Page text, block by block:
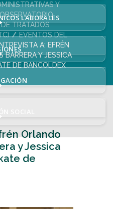
LABORALES
Y
TRATADOS
EVENTOS DEL
A: EFRÉN
BARRERA Y JESSICA
DE BANCOLDEX
Orlando
y Jessica
de